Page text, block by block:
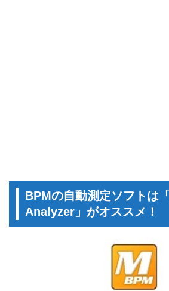
BPMの自動測定ソフトは
Analyzer」がオススメ！